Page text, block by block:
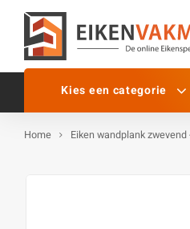
Kies een categorie
Home Eiken wandplank